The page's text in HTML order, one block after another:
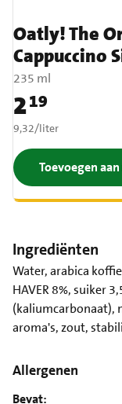
Oatly! The
Cappuccino
235 ml
Prijs: € 2,19
219
€ 9,32 per liter
9,32/liter
Toevoegen
Ingrediënten
Water, arabica
HAVER 8%, suiker
(kaliumcarbonaat),
aroma's, zout,
Allergenen
Bevat: